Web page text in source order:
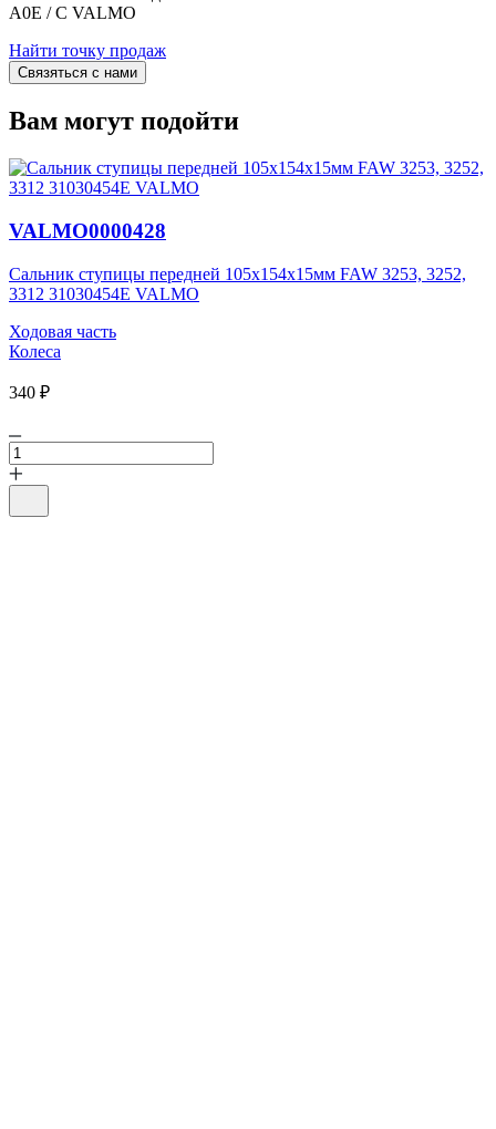
A0E / C VALMO
Найти точку продаж
Связяться с нами
Вам могут подойти
VALMO0000428
Сальник ступицы передней 105х154х15мм FAW 3253, 3252,
3312 31030454E VALMO
Ходовая часть
Колеса
340 ₽